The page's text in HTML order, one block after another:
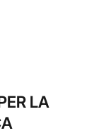
LA